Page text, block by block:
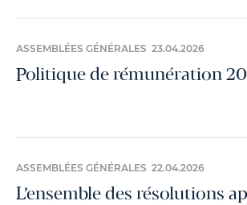
ASSEMBLÉES GÉNÉRALES 23.04.2026
Politique de rémunération
ASSEMBLÉES GÉNÉRALES 22.04.2026
L’ensemble des résolutions